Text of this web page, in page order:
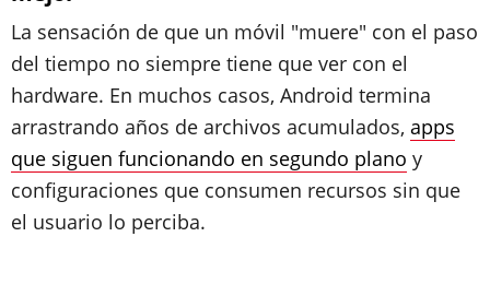
La sensación de que un móvil "muere" con el paso
del tiempo no siempre tiene que ver con el
hardware. En muchos casos, Android termina
arrastrando años de archivos acumulados, apps
que siguen funcionando en segundo plano y
configuraciones que consumen recursos sin que
el usuario lo perciba.